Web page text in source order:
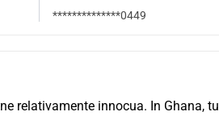
**************0449
relativamente innocua. In Ghana,